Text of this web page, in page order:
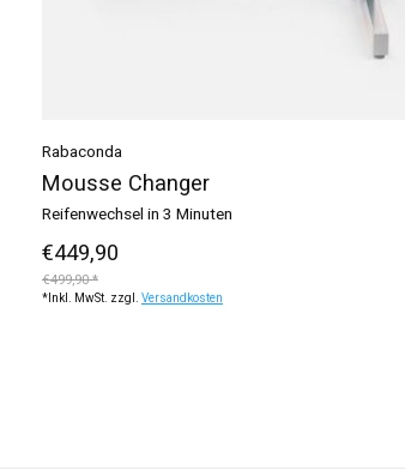
Rabaconda
Mousse Changer
Reifenwechsel in 3 Minuten
€449,90
€499,90 *
*Inkl. MwSt. zzgl. Versandkosten